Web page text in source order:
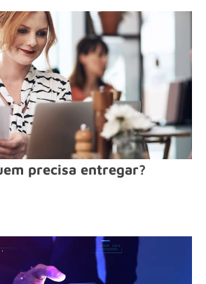
precisa entregar?